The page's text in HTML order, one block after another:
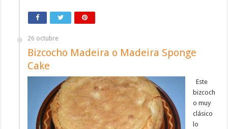
26 octubre
Bizcocho Madeira o Madeira Sponge
Cake
Este
bizcoch
o muy
clásico
lo